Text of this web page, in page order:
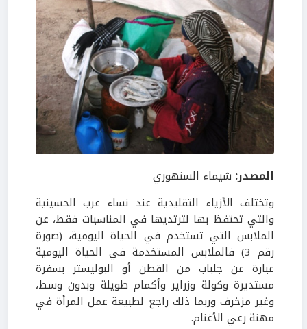
المصدر: شيماء السنهوري
وتختلف الأزياء التقليدية عند نساء عرب الحسينية
والتي تحتفظ بها لترتديها في المناسبات فقط، عن
الملابس التي تستخدم في الحياة اليومية، (صورة
رقم 3) فالملابس المستخدمة في الحياة اليومية
عبارة عن جلباب من القطن أو البوليستر بسفرة
مستديرة وكولة وزراير وأكمام طويلة وبدون وسط،
وغير مزخرف وربما ذلك راجع لطبيعة عمل المرأة في
مهنة رعي الأغنام.